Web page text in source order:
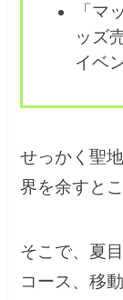
「マ
ッズ
イベ
せっかく聖
界を余すと
そこで、夏
コース、移